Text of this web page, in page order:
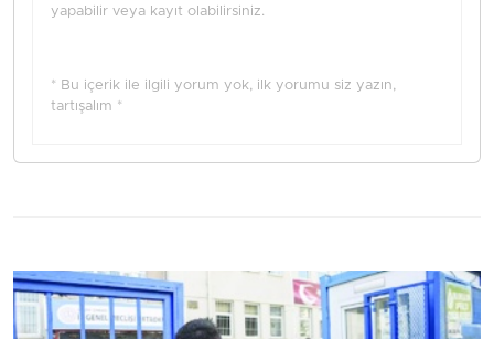
yapabilir veya kayıt olabilirsiniz.
* Bu içerik ile ilgili yorum yok, ilk yorumu siz yazın,
tartışalım *